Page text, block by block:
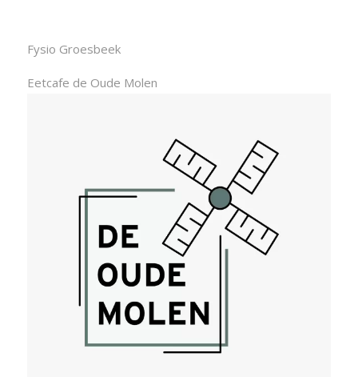
Fysio Groesbeek
Eetcafe de Oude Molen